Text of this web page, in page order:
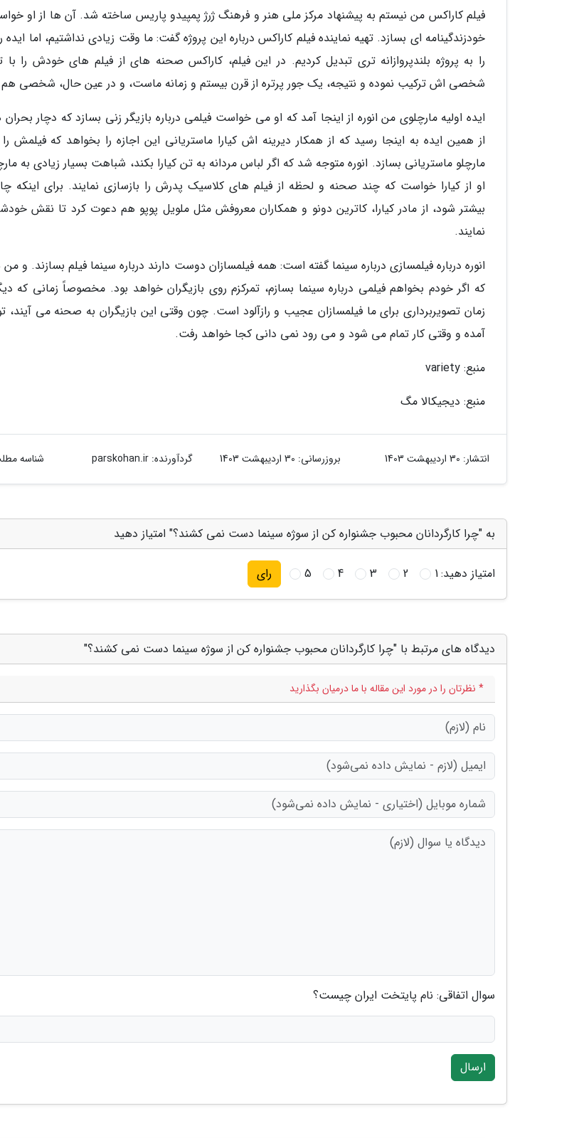
فیلم کاراکس من نیستم به پیشنهاد مرکز ملی هنر و فرهنگ ژرژ پمپیدو پاریس ساخته شد. آن ها از او
خودزندگینامه ای بسازد. تهیه نماینده فیلم کاراکس درباره این پروژه گفت: ما وقت زیادی نداشتیم، اما
را به پروژه بلندپروازانه تری تبدیل کردیم. در این فیلم، کاراکس صحنه های از فیلم های خودش را با
شخصی اش ترکیب نموده و نتیجه، یک جور پرتره از قرن بیستم و زمانه ماست، و در عین حال، شخصی
ایده اولیه مارچلوی من انوره از اینجا آمد که او می خواست فیلمی درباره بازیگر زنی بسازد که دچار
از همین ایده به اینجا رسید که از همکار دیرینه اش کیارا ماستریانی این اجازه را بخواهد که فیلمش
مارچلو ماستریانی بسازد. انوره متوجه شد که اگر لباس مردانه به تن کیارا بکند، شباهت بسیار زیادی به
او از کیارا خواست که چند صحنه و لحظه از فیلم های کلاسیک پدرش را بازسازی نمایند. برای اینکه
بیشتر شود، از مادر کیارا، کاترین دونو و همکاران معروفش مثل ملویل پوپو هم دعوت کرد تا نقش
نمایند.
انوره درباره فیلمسازی درباره سینما گفته است: همه فیلمسازان دوست دارند درباره سینما فیلم بسازند. و
که اگر خودم بخواهم فیلمی درباره سینما بسازم، تمرکزم روی بازیگران خواهد بود. مخصوصاً زمانی که
زمان تصویربرداری برای ما فیلمسازان عجیب و رازآلود است. چون وقتی این بازیگران به صحنه می آیند،
آمده و وقتی کار تمام می شود و می رود نمی دانی کجا خواهد رفت.
منبع: variety
منبع: دیجیکالا مگ
انتشار: 30 اردیبهشت 1403 بروزرسانی: 30 اردیبهشت 1403 گردآورنده:parskohan.ir شناسه مطلب:
به "چرا کارگردانان محبوب جشنواره کن از سوژه سینما دست نمی کشند؟" امتیاز دهید
امتیاز دهید:1
2
3
4
5 رای
دیدگاه های مرتبط با "چرا کارگردانان محبوب جشنواره کن از سوژه سینما دست نمی کشند؟"
* نظرتان را در مورد این مقاله با ما درمیان بگذارید
سوال اتفاقی: نام پایتخت ایران چیست؟
ارسال